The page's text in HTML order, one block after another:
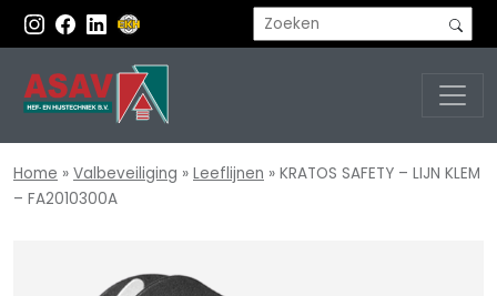
Home » Valbeveiliging » Leeflijnen » KRATOS SAFETY – LIJN KLEM
– FA2010300A